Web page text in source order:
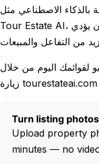
بالذكاء الاصطناعي مثل
Tour Estate AI، فإن تعزيز قوائم عقاراتك بالفيديو يمكن أن يؤدي
لقوائمك اليوم من خلال
Turn listing
Upload property
minutes — no